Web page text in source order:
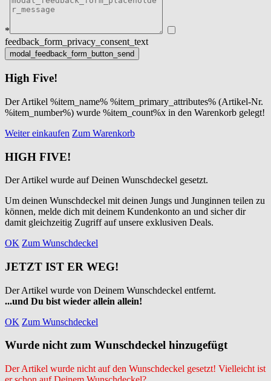
*
feedback_form_privacy_consent_text
High Five!
Der Artikel %item_name% %item_primary_attributes% (Artikel-Nr.
%item_number%) wurde %item_count%x in den Warenkorb gelegt!
Weiter einkaufen Zum Warenkorb
HIGH FIVE!
Der Artikel wurde auf Deinen Wunschdeckel gesetzt.
Um deinen Wunschdeckel mit deinen Jungs und Junginnen teilen zu
können, melde dich mit deinem Kundenkonto an und sicher dir
damit gleichzeitig Zugriff auf unsere exklusiven Deals.
OK Zum Wunschdeckel
JETZT IST ER WEG!
Der Artikel wurde von Deinem Wunschdeckel entfernt.
...und Du bist wieder allein allein!
OK Zum Wunschdeckel
Wurde nicht zum Wunschdeckel hinzugefügt
Der Artikel wurde nicht auf den Wunschdeckel gesetzt! Vielleicht ist